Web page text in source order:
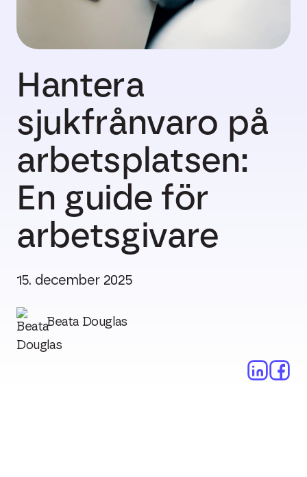
Hantera
sjukfrånvaro på
arbetsplatsen:
En guide för
arbetsgivare
15. december 2025
Beata Douglas